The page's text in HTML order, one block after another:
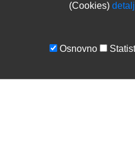
(Cookies)
Osnovno